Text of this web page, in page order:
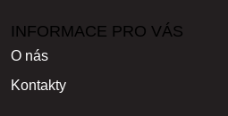
INFORMACE PRO VÁS
O nás
Kontakty